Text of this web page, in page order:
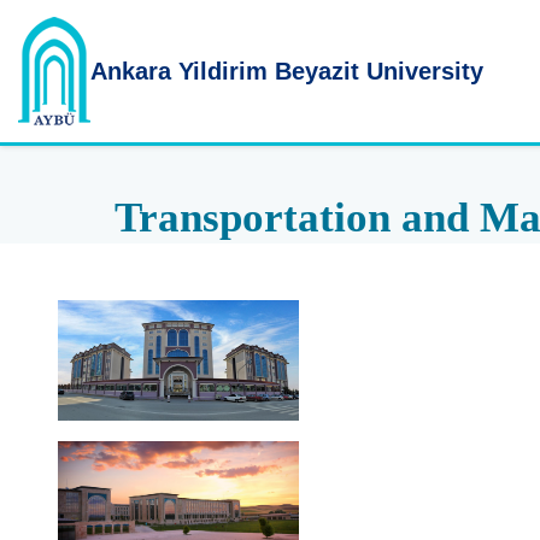
Ankara Yildirim Beyazit University
Transportation and